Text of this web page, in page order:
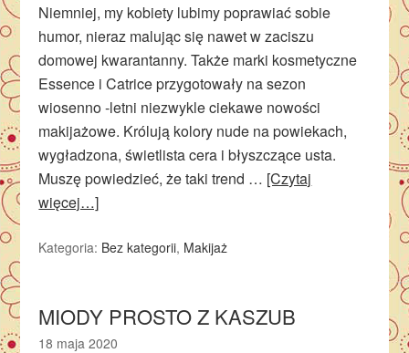
Niemniej, my kobiety lubimy poprawiać sobie
humor, nieraz malując się nawet w zaciszu
domowej kwarantanny. Także marki kosmetyczne
Essence i Catrice przygotowały na sezon
wiosenno -letni niezwykle ciekawe nowości
makijażowe. Królują kolory nude na powiekach,
wygładzona, świetlista cera i błyszczące usta.
Muszę powiedzieć, że taki trend … [Czytaj
więcej…]
Kategoria: Bez kategorii, Makijaż
MIODY PROSTO Z KASZUB
18 maja 2020